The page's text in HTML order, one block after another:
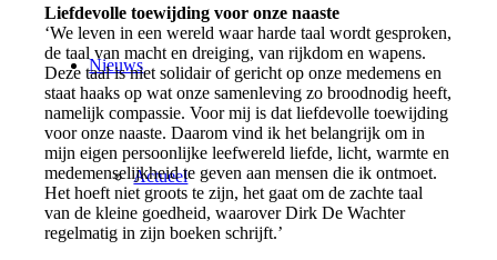
Nieuws
Actueel
Liefdevolle toewijding voor onze naaste
‘We leven in een wereld waar harde taal wordt gesproken,
de taal van macht en dreiging, van rijkdom en wapens.
Deze taal is niet solidair of gericht op onze medemens en
staat haaks op wat onze samenleving zo broodnodig heeft,
namelijk compassie. Voor mij is dat liefdevolle toewijding
voor onze naaste. Daarom vind ik het belangrijk om in
mijn eigen persoonlijke leefwereld liefde, licht, warmte en
medemenselijkheid te geven aan mensen die ik ontmoet.
Het hoeft niet groots te zijn, het gaat om de zachte taal
van de kleine goedheid, waarover Dirk De Wachter
regelmatig in zijn boeken schrijft.’